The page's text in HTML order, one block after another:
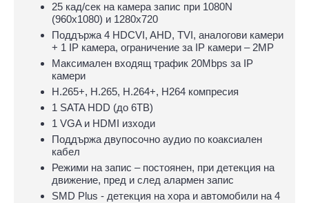
25 кад/сек на камера запис при 1080N
(960х1080) и 1280x720
Поддържа 4 HDCVI, AHD, TVI, аналогови камери
+ 1 IP камера, ограничение за IP камери – 2МP
Максимален входящ трафик 20Mbps за IP
камери
H.265+, H.265, H.264+, H264 компресия
1 SATA HDD (до 6TB)
1 VGA и HDMI изходи
Поддържа двупосочно аудио по коаксиален
кабел
Режими на запис – постоянен, при детекция на
движение, пред и след алармен запис
SMD Plus - детекция на хора и автомобили на 4